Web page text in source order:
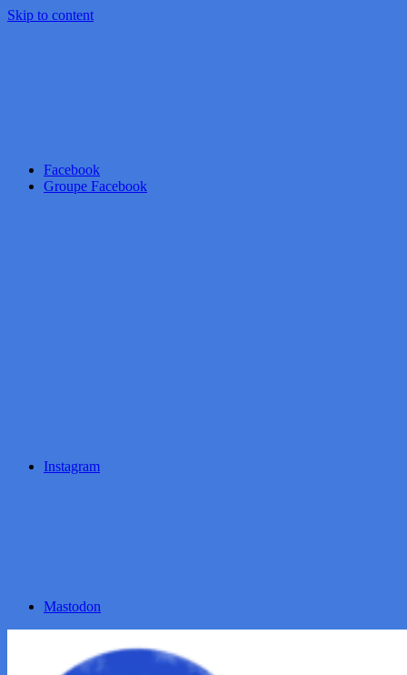
Skip to content
Facebook
Groupe Facebook
Instagram
Mastodon